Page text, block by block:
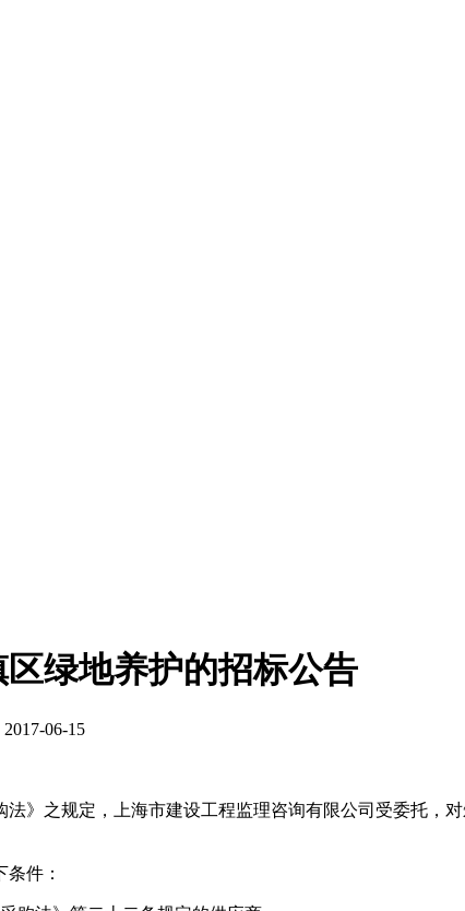
绿地养护的招标公告
06-15
之规定，上海市建设工程监理咨询有限公司受委托，
件：